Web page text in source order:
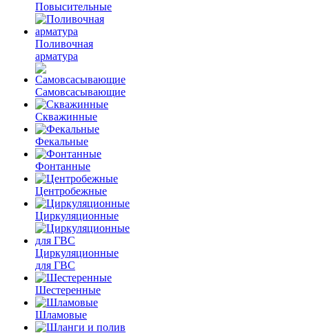
Повысительные
Поливочная
арматура
Самовсасывающие
Скважинные
Фекальные
Фонтанные
Центробежные
Циркуляционные
Циркуляционные
для ГВС
Шестеренные
Шламовые